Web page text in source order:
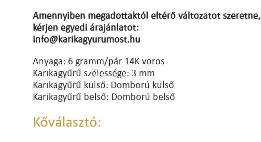
Amennyiben megadottaktól eltérő változatot szeretne,
kérjen egyedi árajánlatot:
info@karikagyurumost.hu
Anyaga: 6 gramm/pár 14K vörös
Karikagyűrű szélessége: 3 mm
Karikagyűrű külső: Domború külső
Karikagyűrű belső: Domború belső
Kőválasztó: